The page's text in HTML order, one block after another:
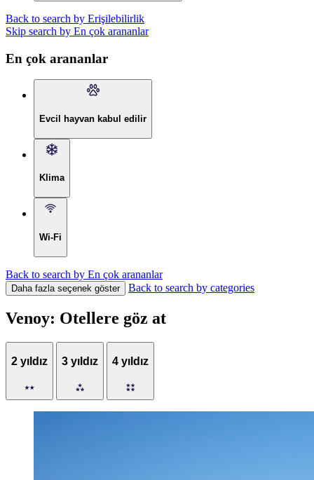
Back to search by Erişilebilirlik
Skip search by En çok arananlar
En çok arananlar
Evcil hayvan kabul edilir
Klima
Wi-Fi
Back to search by En çok arananlar
Daha fazla seçenek göster Back to search by categories
Venoy: Otellere göz at
2 yıldız 3 yıldız 4 yıldız